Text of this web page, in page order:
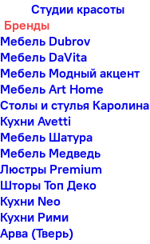
Студии красоты
Бренды
Мебель Dubrov
Мебель DaVita
Мебель Модный акцент
Мебель Art Home
Столы и стулья Каролина
Кухни Avetti
Мебель Шатура
Мебель Медведь
Люстры Premium
Шторы Топ Деко
Кухни Neo
Кухни Рими
Арва (Тверь)